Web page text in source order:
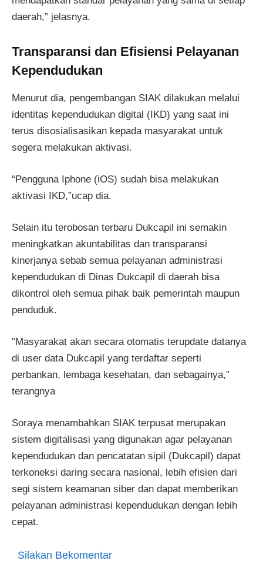
daerah,” jelasnya.
Transparansi dan Efisiensi Pelayanan
Kependudukan
Menurut dia, pengembangan SIAK dilakukan melalui
identitas kependudukan digital (IKD) yang saat ini
terus disosialisasikan kepada masyarakat untuk
segera melakukan aktivasi.
“Pengguna Iphone (iOS) sudah bisa melakukan
aktivasi IKD,”ucap dia.
Selain itu terobosan terbaru Dukcapil ini semakin
meningkatkan akuntabilitas dan transparansi
kinerjanya sebab semua pelayanan administrasi
kependudukan di Dinas Dukcapil di daerah bisa
dikontrol oleh semua pihak baik pemerintah maupun
penduduk.
”Masyarakat akan secara otomatis terupdate datanya
di user data Dukcapil yang terdaftar seperti
perbankan, lembaga kesehatan, dan sebagainya,”
terangnya
Soraya menambahkan SIAK terpusat merupakan
sistem digitalisasi yang digunakan agar pelayanan
kependudukan dan pencatatan sipil (Dukcapil) dapat
terkoneksi daring secara nasional, lebih efisien dari
segi sistem keamanan siber dan dapat memberikan
pelayanan administrasi kependudukan dengan lebih
cepat.
Silakan Bekomentar